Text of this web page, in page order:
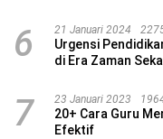
6 21 Januari 2024
Urgensi
di Era Zaman
7 23 Januari 2023
20+ Cara Guru
Efektif